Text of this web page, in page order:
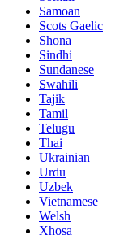
Samoan
Scots Gaelic
Shona
Sindhi
Sundanese
Swahili
Tajik
Tamil
Telugu
Thai
Ukrainian
Urdu
Uzbek
Vietnamese
Welsh
Xhosa